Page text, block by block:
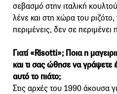
σεβασμό στην ιταλική
λένε και στη χώρα του ριζότο,
περιμένεις, δεν σε περιμένει
Γιατί «Risotti»; Ποια η
και τι σας ώθησε να γράψετε
αυτό το πιάτο;
Στις αρχές του 1990 άκουσα